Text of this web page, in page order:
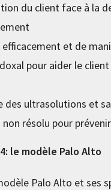
du client face à la
et de
pour aider le client
des ultrasolutions et
résolu pour
le modèle Palo Alto
Palo Alto et ses